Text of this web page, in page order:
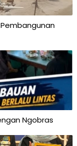
Ngobras